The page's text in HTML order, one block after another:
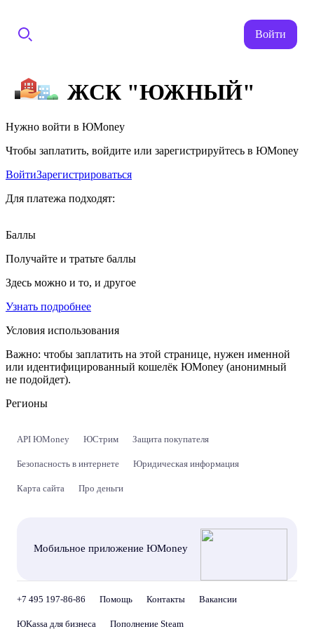
Войти
ЖСК "ЮЖНЫЙ"
Нужно войти в ЮMoney
Чтобы заплатить, войдите или зарегистрируйтесь в ЮMoney
ВойтиЗарегистрироваться
Для платежа подходят:
Баллы
Получайте и тратьте баллы
Здесь можно и то, и другое
Узнать подробнее
Условия использования
Важно: чтобы заплатить на этой странице, нужен именной
или идентифицированный кошелёк ЮMoney (анонимный
не подойдет).
Регионы
API ЮMoney ЮСтрим Защита покупателя
Безопасность в интернете Юридическая информация
Карта сайта Про деньги
Мобильное приложение ЮMoney
+7 495 197-86-86 Помощь Контакты Вакансии
ЮKassa для бизнеса Пополнение Steam